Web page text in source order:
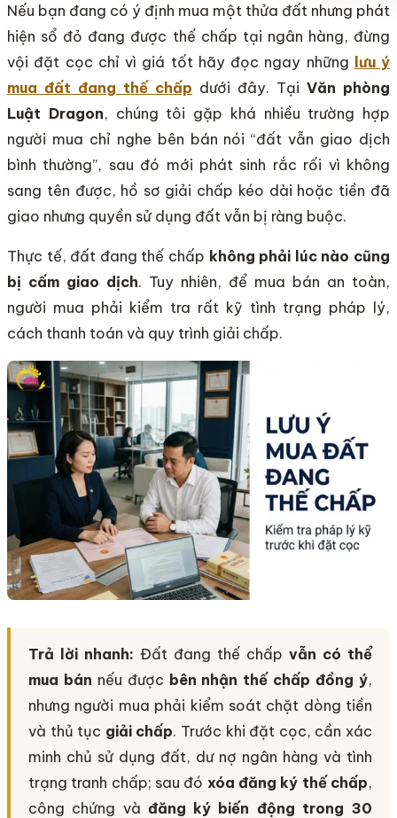
Nếu bạn đang có ý định mua một thửa đất nhưng phát
hiện sổ đỏ đang được thế chấp tại ngân hàng, đừng
vội đặt cọc chỉ vì giá tốt hãy đọc ngay những lưu ý
mua đất đang thế chấp dưới đây. Tại Văn phòng
Luật Dragon, chúng tôi gặp khá nhiều trường hợp
người mua chỉ nghe bên bán nói “đất vẫn giao dịch
bình thường”, sau đó mới phát sinh rắc rối vì không
sang tên được, hồ sơ giải chấp kéo dài hoặc tiền đã
giao nhưng quyền sử dụng đất vẫn bị ràng buộc.
Thực tế, đất đang thế chấp không phải lúc nào cũng
bị cấm giao dịch. Tuy nhiên, để mua bán an toàn,
người mua phải kiểm tra rất kỹ tình trạng pháp lý,
cách thanh toán và quy trình giải chấp.
Trả lời nhanh: Đất đang thế chấp vẫn có thể
mua bán nếu được bên nhận thế chấp đồng ý,
nhưng người mua phải kiểm soát chặt dòng tiền
và thủ tục giải chấp. Trước khi đặt cọc, cần xác
minh chủ sử dụng đất, dư nợ ngân hàng và tình
trạng tranh chấp; sau đó xóa đăng ký thế chấp,
công chứng và đăng ký biến động trong 30